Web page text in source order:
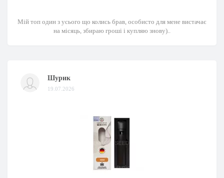
Мій топ один з усього що колись брав, особисто для мене вистачає
на місяць, збираю гроші і купляю знову)..
Шурик
19.07.2026